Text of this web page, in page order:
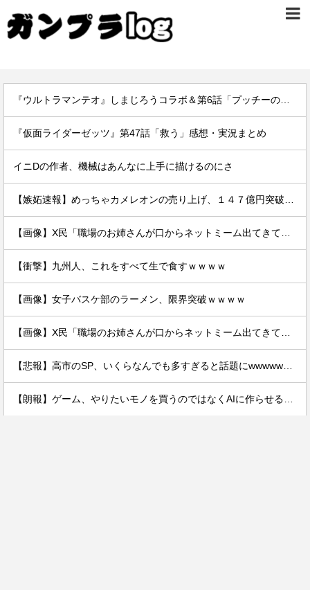
『仮面ライダーゼッツ』第47話「救う」感想・実況まとめ
イニDの作者、機械はあんなに上手に描けるのにさ
【衝撃】九州人、これをすべて生で食すｗｗｗｗ
【画像】女子バスケ部のラーメン、限界突破ｗｗｗｗ